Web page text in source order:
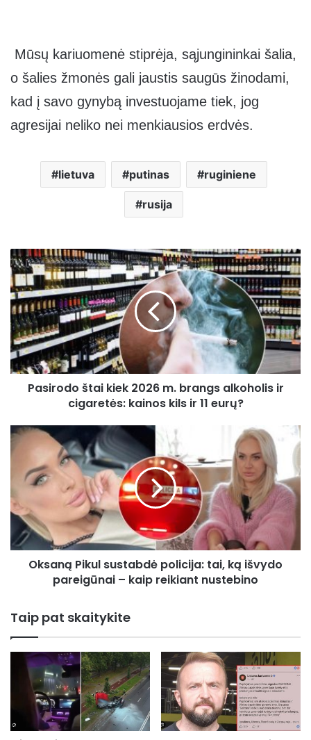
Mūsų kariuomenė stiprėja, sąjungininkai šalia,
o šalies žmonės gali jaustis saugūs žinodami,
kad į savo gynybą investuojame tiek, jog
agresijai neliko nei menkiausios erdvės.
lietuva putinas ruginiene
rusija
Pasirodo
štai
kiek
2026
m.
brangs
alkoholis
ir
cigaretės:
kainos
11
eurų?
Pasirodo štai kiek 2026 m. brangs alkoholis ir
cigaretės: kainos kils ir 11 eurų?
Oksaną
Pikul
sustabdė
policija:
tai,
ką
išvydo
pareigūnai
–
Oksaną Pikul sustabdė policija: tai, ką išvydo
pareigūnai – kaip reikiant nustebino
Taip pat skaitykite